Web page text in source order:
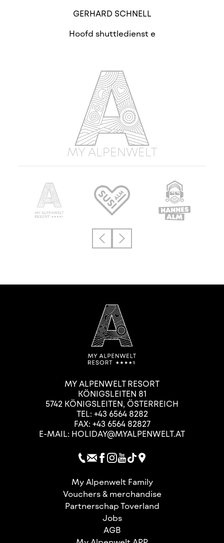
GERHARD SCHNELL
Hoofd shuttledienst e
MY ALPENWELT
MY ALPENWELT RESORT
KÖNIGSLEITEN 81
5742 KÖNIGSLEITEN ÖSTERREICH
TEL: +43 6564 8282
FAX: +43 6564 82827
E-MAIL: HOLIDAY@MYALPENWELT.AT
My Alpenwelt Family
Vouchers & merchandise
Partnerschap Toverland
Jobs
AGB